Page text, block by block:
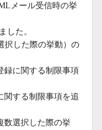
メール受信時の挙
した。
択した際の挙動）の
録に関する制限事項
する制限事項を追
数選択した際の挙